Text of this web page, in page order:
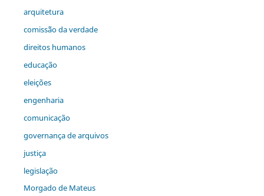
arquitetura
comiss˜ão da verdade
direitos humanos
educação
eleições
engenharia
comunicação
governança de arquivos
justiça
legislação
Morgado de Mateus